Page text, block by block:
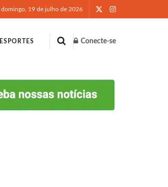
domingo, 19 de julho de 2026
ESPORTES Conecte-se